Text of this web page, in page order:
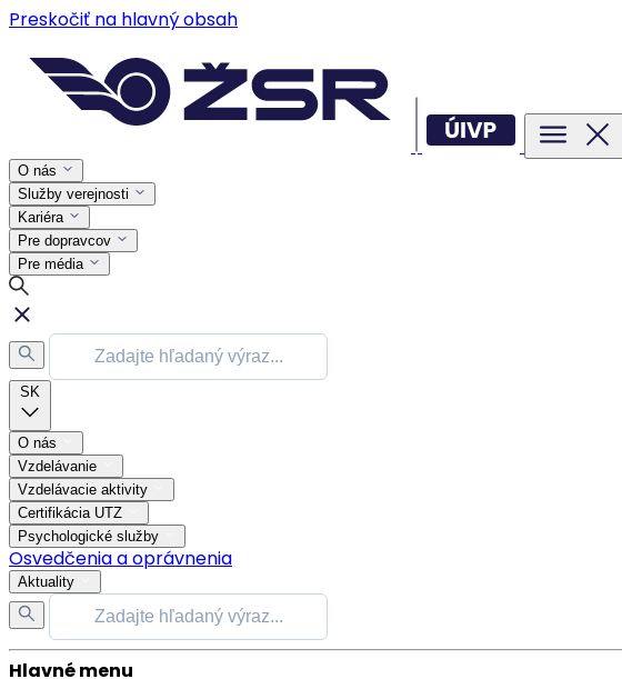
Preskočiť na hlavný obsah
O nás
Služby verejnosti
Kariéra
Pre dopravcov
Pre média
SK
O nás
Vzdelávanie
Vzdelávacie aktivity
Certifikácia UTZ
Psychologické služby
Osvedčenia a oprávnenia
Aktuality
Hlavné menu